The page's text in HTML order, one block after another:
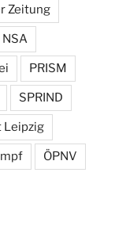
Zeitung
NSA
PRISM
SPRIND
Leipzig
ÖPNV